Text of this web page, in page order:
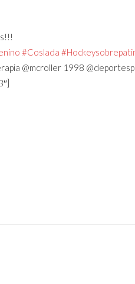
#Coslada
@mcroller 1998